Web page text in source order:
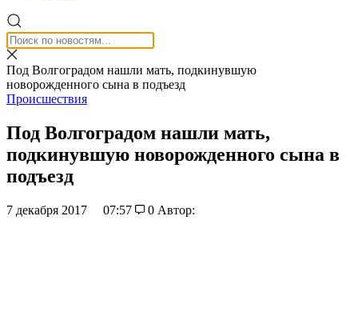
Под Волгоградом нашли мать, подкинувшую
новорожденного сына в подъезд
Происшествия
Под Волгоградом нашли мать,
подкинувшую новорожденного сына в
подъезд
7 декабря 2017 07:57 0 Автор: